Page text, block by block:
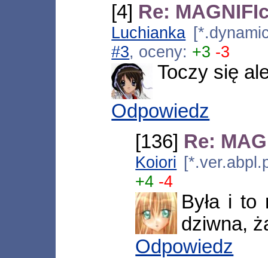
[4] Re:
Luchianka
#3, oceny: +3 -3
Toczy się
Odpowiedz
[136] Re:
Koiori
+4 -4
Była i to
dziwna,
Odpowiedz